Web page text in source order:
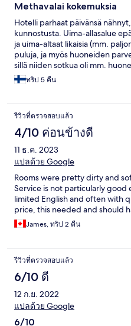
Methavalai kokemuksia
Hotelli parhaat päivänsä
kunnostusta. Uima-allasalue
ja uima-altaat likaisia (mm.
puluja, ja myös huoneiden
sillä niiden sotkua oli mm.
alueella.
ทริป 5 คืน
รีวิวที่ตรวจสอบแล้ว
4/10 ค่อนข้างดี
11 ธ.ค. 2023
แปลด้วย Google
Rooms were pretty dirty and
Service is not particularly
limited English and often with
price, this needed and should
James, ทริป 2 คืน
รีวิวที่ตรวจสอบแล้ว
6/10 ดี
12 ก.ย. 2022
แปลด้วย Google
6/10